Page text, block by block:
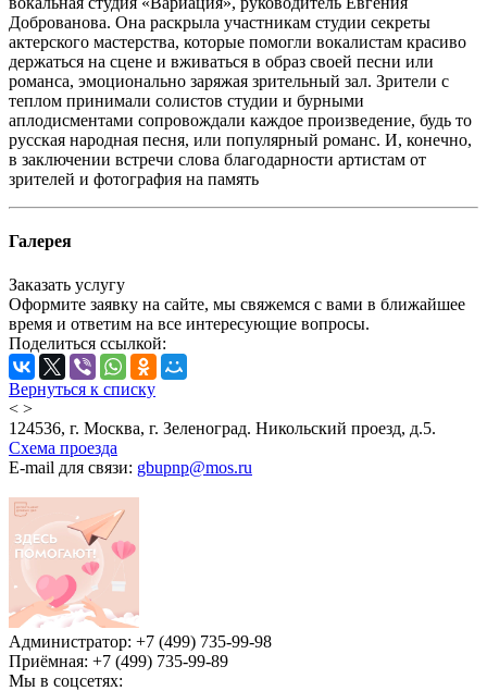
Доброванова. Она раскрыла участникам студии секреты
актерского мастерства, которые помогли вокалистам красиво
держаться на сцене и вживаться в образ своей песни или
романса, эмоционально заряжая зрительный зал. Зрители с
теплом принимали солистов студии и бурными
аплодисментами сопровождали каждое произведение, будь то
русская народная песня, или популярный романс. И, конечно,
в заключении встречи слова благодарности артистам от
зрителей и фотография на память
Галерея
Заказать услугу
Оформите заявку на сайте, мы свяжемся с вами в ближайшее
время и ответим на все интересующие вопросы.
Поделиться ссылкой:
Вернуться к списку
< >
124536, г. Москва, г. Зеленоград. Никольский проезд, д.5.
Схема проезда
E-mail для связи: gbupnp@mos.ru
Администратор: +7 (499) 735-99-98
Приёмная: +7 (499) 735-99-89
Мы в соцсетях: